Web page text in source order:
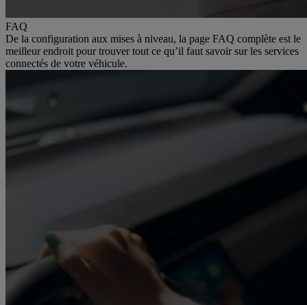
FAQ
De la configuration aux mises à niveau, la page FAQ complète est le
meilleur endroit pour trouver tout ce qu’il faut savoir sur les services
connectés de votre véhicule.